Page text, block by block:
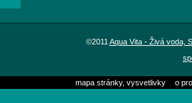
©2011 Aqua Vita - Živá voda,
mapa stránky, vysvetlivky o